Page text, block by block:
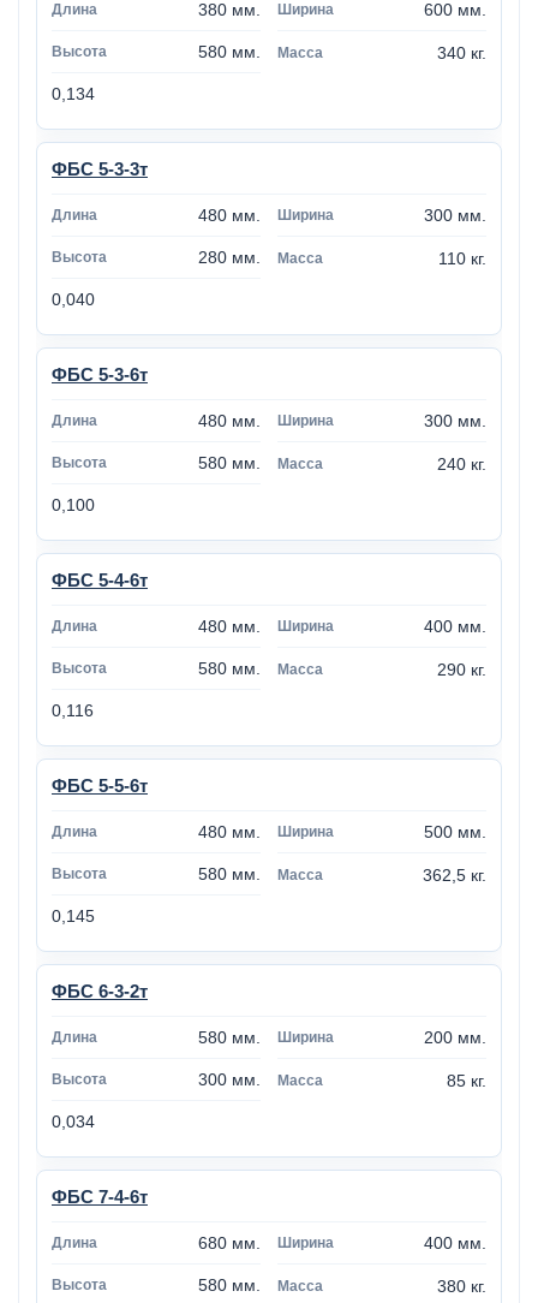
380 мм. 600 мм.
580 мм. 340 кг.
0,134
ФБС 5-3-3т
480 мм. 300 мм.
280 мм. 110 кг.
0,040
ФБС 5-3-6т
480 мм. 300 мм.
580 мм. 240 кг.
0,100
ФБС 5-4-6т
480 мм. 400 мм.
580 мм. 290 кг.
0,116
ФБС 5-5-6т
480 мм. 500 мм.
580 мм. 362,5 кг.
0,145
ФБС 6-3-2т
580 мм. 200 мм.
300 мм. 85 кг.
0,034
ФБС 7-4-6т
680 мм. 400 мм.
580 мм. 380 кг.